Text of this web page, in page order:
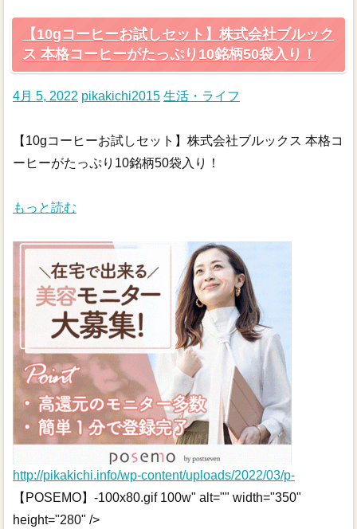
【10gコーヒーお試しセット】株式会社ブルック
ス 本格コーヒーがたっぷり10銘柄50袋入り！
4月 5, 2022 pikakichi2015 生活・ライフ
【10gコーヒーお試しセット】株式会社ブルックス 本格コ
ーヒーがたっぷり10銘柄50袋入り！
もっと読む
http://pikakichi.info/wp-content/uploads/2022/03/p-
【POSEMO】-100x80.gif 100w" alt="" width="350"
height="280" />